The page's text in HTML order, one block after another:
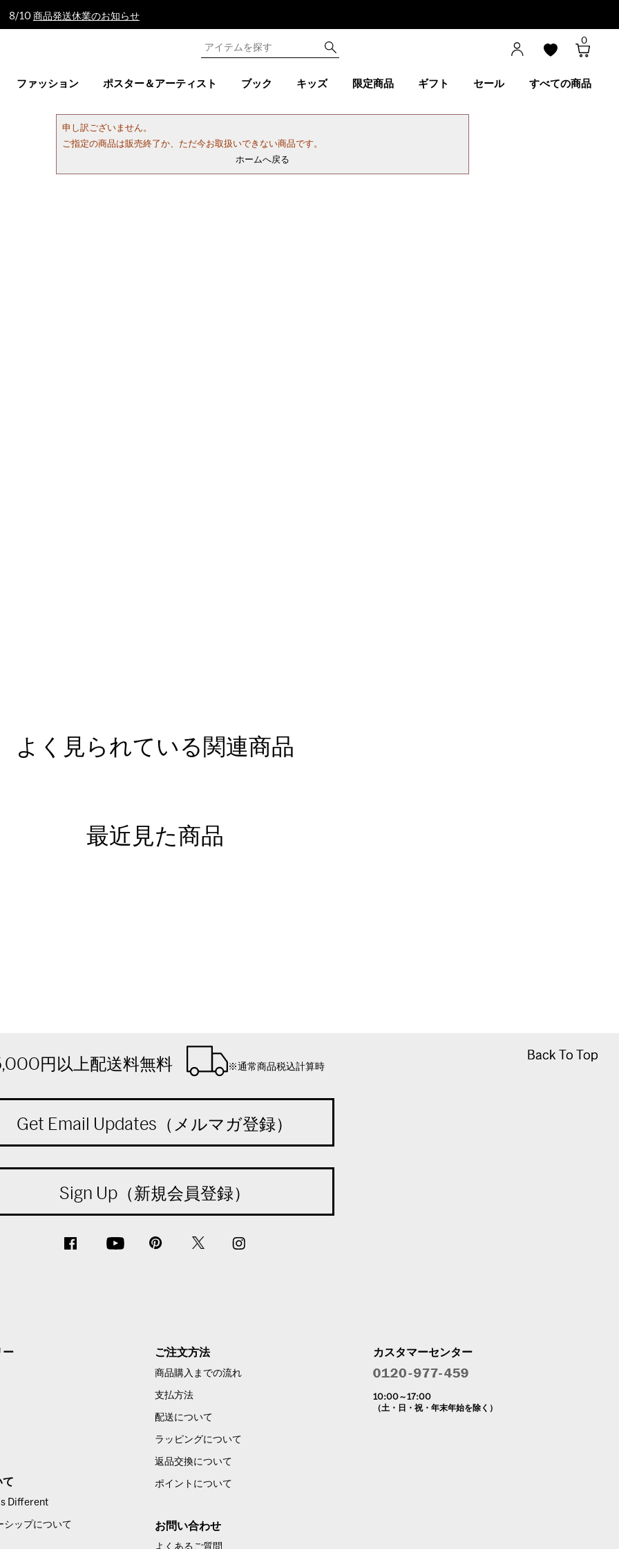
8/10 商品発送休業のお知らせ
0
ファッション ポスター＆アーティスト ブック キッズ 限定商品 ギフト セール すべての商品
申し訳ございません。
ご指定の商品は販売終了か、ただ今お取扱いできない商品です。
ホームへ戻る
よく見られている関連商品
最近見た商品
Back To Top
Back To Top
円以上配送料無料 ※通常商品税込計算時
Get Email Updates（メルマガ登録）
Sign Up（新規会員登録）
ー
て
Different
シップについて
ご注文方法
商品購入までの流れ
支払方法
配送について
ラッピングについて
返品交換について
ポイントについて
お問い合わせ
よくあるご質問
カスタマーセンター
10:00～17:00
（土・日・祝・年末年始を除く）